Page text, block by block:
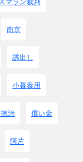
いは
のとす
度不遜なる者
南京
誘出し
小暮泰用
治 償い金
阿片